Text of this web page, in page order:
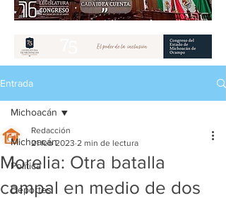
Entrada
Michoacán
Política
Deportes
Michoacán
Morelia: Otra batalla
campal en medio de dos
Redacción
21 feb 2023 2 min de lectura